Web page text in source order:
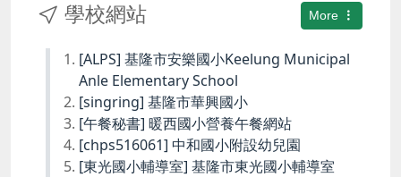
More
學校網站
[ALPS] 基隆市安樂國小Keelung Municipal
Anle Elementary School
[singring] 基隆市華興國小
[午餐秘書] 暖西國小營養午餐網站
[chps516061] 中和國小附設幼兒園
[東光國小輔導室] 基隆市東光國小輔導室